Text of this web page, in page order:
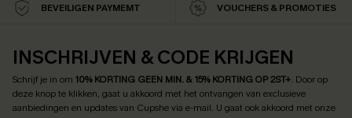
BEVEILIGEN PAYMEMT VOUCHERS & PROMOTIES
INSCHRIJVEN & CODE KRIJGEN
Schrijf je in om 10% KORTING GEEN MIN. & 15% KORTING OP 2ST+. Door op
deze knop te klikken, gaat u akkoord met het ontvangen van exclusieve
aanbiedingen en updates van Cupshe via e-mail. U gaat ook akkoord met onze